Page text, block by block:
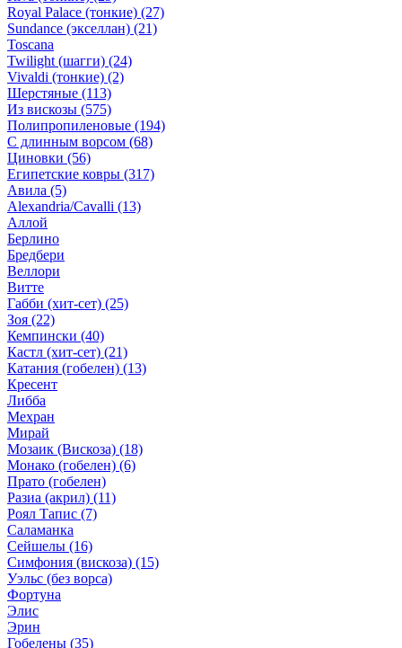
Royal Palace (тонкие) (27)
Sundance (экселлан) (21)
Toscana
Twilight (шагги) (24)
Vivaldi (тонкие) (2)
Шерстяные (113)
Из вискозы (575)
Полипропиленовые (194)
С длинным ворсом (68)
Циновки (56)
Египетские ковры (317)
Авила (5)
Alexandria/Cavalli (13)
Аллой
Берлино
Бредбери
Веллори
Витте
Габби (хит-сет) (25)
Зоя (22)
Кемпински (40)
Кастл (хит-сет) (21)
Катания (гобелен) (13)
Кресент
Либба
Мехран
Мирай
Мозаик (Вискоза) (18)
Монако (гобелен) (6)
Прато (гобелен)
Разиа (акрил) (11)
Роял Тапис (7)
Саламанка
Сейшелы (16)
Симфония (вискоза) (15)
Уэльс (без ворса)
Фортуна
Элис
Эрин
Гобелены (35)